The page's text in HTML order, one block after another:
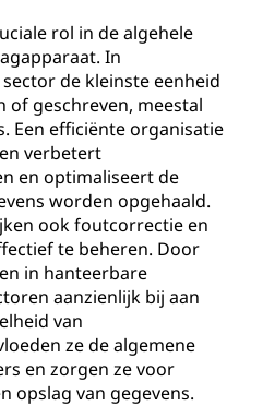
rol in de algehele
In
de kleinste eenheid
of geschreven, meestal
Een efficiënte organisatie
verbetert
en optimaliseert de
worden opgehaald.
ook foutcorrectie en
te beheren. Door
in hanteerbare
aanzienlijk bij aan
van
ze de algemene
en zorgen ze voor
opslag van gegevens.